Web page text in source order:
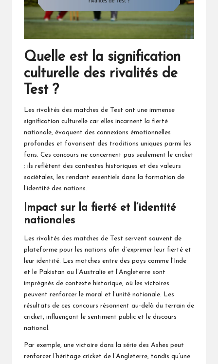
Quelle est la signification
culturelle des rivalités de
Test ?
Les rivalités des matches de Test ont une immense
signification culturelle car elles incarnent la fierté
nationale, évoquent des connexions émotionnelles
profondes et favorisent des traditions uniques parmi les
fans. Ces concours ne concernent pas seulement le cricket
; ils reflètent des contextes historiques et des valeurs
sociétales, les rendant essentiels dans la formation de
l’identité des nations.
Impact sur la fierté et l’identité
nationales
Les rivalités des matches de Test servent souvent de
plateforme pour les nations afin d’exprimer leur fierté et
leur identité. Les matches entre des pays comme l’Inde
et le Pakistan ou l’Australie et l’Angleterre sont
imprégnés de contexte historique, où les victoires
peuvent renforcer le moral et l’unité nationale. Les
résultats de ces concours résonnent au-delà du terrain de
cricket, influençant le sentiment public et le discours
national.
Par exemple, une victoire dans la série des Ashes peut
renforcer l’héritage cricket de l’Angleterre, tandis qu’une